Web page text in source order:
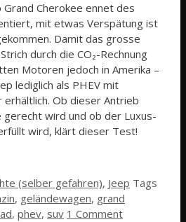
Cherokee ennet des
mit etwas Verspätung ist
Damit das grosse
durch die CO₂-Rechnung
Motoren jedoch in Amerika –
lediglich als PHEV mit
Ob dieser Antrieb
gerecht wird und ob der Luxus-
wird, klärt dieser Test!
(selber gefahren), Jeep Tags
, geländewagen, grand
, phev, suv 1 Comment